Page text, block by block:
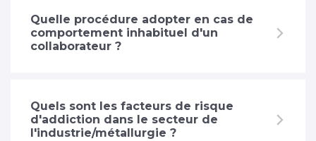
Quelle procédure adopter en cas de
comportement inhabituel d'un
collaborateur ?
Quels sont les facteurs de risque
d'addiction dans le secteur de
l'industrie/métallurgie ?